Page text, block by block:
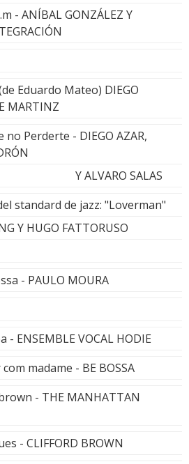
- ANÍBAL GONZÁLEZ Y
Eduardo Mateo) DIEGO
MARTINZ
Perderte - DIEGO AZAR,
SALAS
standard de jazz: "Loverman"
Y HUGO FATTORUSO
- PAULO MOURA
- ENSEMBLE VOCAL HODIE
madame - BE BOSSA
- THE MANHATTAN
- CLIFFORD BROWN